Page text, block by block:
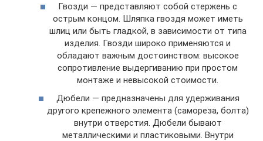
Гвозди — представляют собой стержень с
острым концом. Шляпка гвоздя может иметь
шлиц или быть гладкой, в зависимости от типа
изделия. Гвозди широко применяются и
обладают важным достоинством: высокое
сопротивление выдергиванию при простом
монтаже и невысокой стоимости.
Дюбели — предназначены для удерживания
другого крепежного элемента (самореза, болта)
внутри отверстия. Дюбели бывают
металлическими и пластиковыми. Внутри